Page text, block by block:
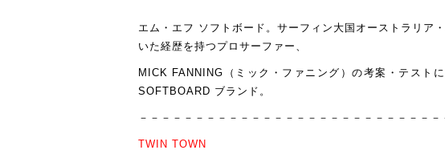
エム・エフ ソフトボード。サーフィン大国オーストラリア
いた経歴を持つプロサーファー、
MICK FANNING（ミック・ファニング）の考案・テスト
SOFTBOARD ブランド。
－－－－－－－－－－－－－－－－－－－－－－－－－－
TWIN TOWN